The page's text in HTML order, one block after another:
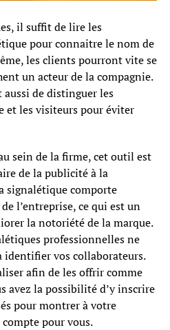
il suffit de lire les
pour connaitre le nom de
les clients pourront vite se
un acteur de la compagnie.
de distinguer les
et les visiteurs pour éviter
sein de la firme, cet outil est
de la publicité à la
signalétique comporte
l’entreprise, ce qui est un
la notoriété de la marque.
professionnelles ne
identifier vos collaborateurs.
afin de les offrir comme
avez la possibilité d’y inscrire
pour montrer à votre
pour vous.